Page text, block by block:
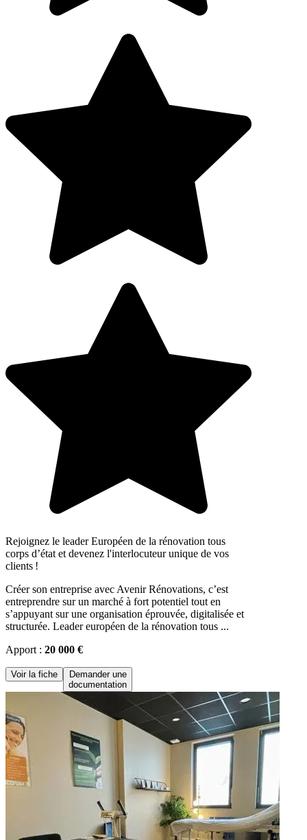
Rejoignez le leader Européen de la rénovation tous
corps d’état et devenez l'interlocuteur unique de vos
clients !
Créer son entreprise avec Avenir Rénovations, c’est
entreprendre sur un marché à fort potentiel tout en
s’appuyant sur une organisation éprouvée, digitalisée et
structurée. Leader européen de la rénovation tous ...
Apport : 20 000 €
Voir la fiche
Demander une
documentation